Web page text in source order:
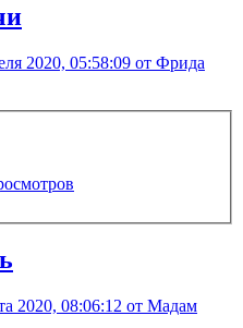
2020, 05:58:09 от Фрида
2020, 08:06:12 от Мадам